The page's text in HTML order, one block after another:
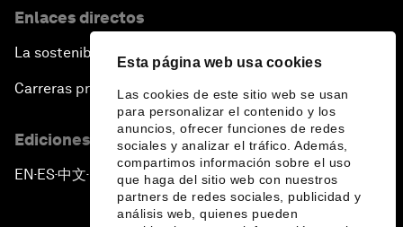
Esta página web usa cookies
Las cookies de este sitio web se usan
para personalizar el contenido y los
anuncios, ofrecer funciones de redes
sociales y analizar el tráfico. Además,
compartimos información sobre el uso
que haga del sitio web con nuestros
partners de redes sociales, publicidad y
análisis web, quienes pueden
Enlaces directos
La sostenibilidad en el Foro
Carreras profesionales
Ediciones en otros idiomas
EN ▪ ES▪中文▪ 日本語